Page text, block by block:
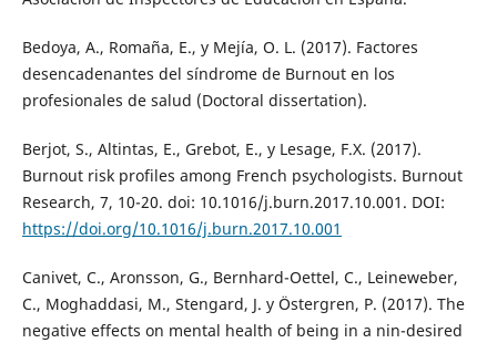
Bedoya, A., Romaña, E., y Mejía, O. L. (2017). Factores
desencadenantes del síndrome de Burnout en los
profesionales de salud (Doctoral dissertation).
Berjot, S., Altintas, E., Grebot, E., y Lesage, F.X. (2017).
Burnout risk profiles among French psychologists. Burnout
Research, 7, 10-20. doi: 10.1016/j.burn.2017.10.001. DOI:
https://doi.org/10.1016/j.burn.2017.10.001
Canivet, C., Aronsson, G., Bernhard-Oettel, C., Leineweber,
C., Moghaddasi, M., Stengard, J. y Östergren, P. (2017). The
negative effects on mental health of being in a nin-desired